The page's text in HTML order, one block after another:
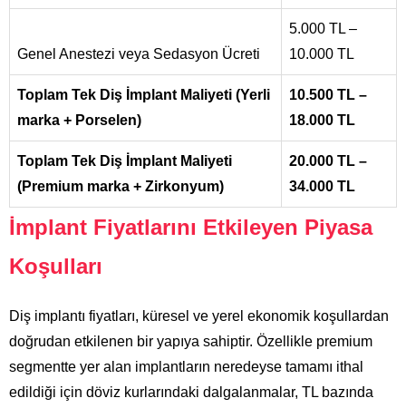
Genel Anestezi veya Sedasyon Ücreti
5.000 TL –
10.000 TL
Toplam Tek Diş İmplant Maliyeti (Yerli
marka + Porselen)
10.500 TL –
18.000 TL
Toplam Tek Diş İmplant Maliyeti
(Premium marka + Zirkonyum)
20.000 TL –
34.000 TL
İmplant Fiyatlarını Etkileyen Piyasa
Koşulları
Diş implantı fiyatları, küresel ve yerel ekonomik koşullardan
doğrudan etkilenen bir yapıya sahiptir. Özellikle premium
segmentte yer alan implantların neredeyse tamamı ithal
edildiği için döviz kurlarındaki dalgalanmalar, TL bazında